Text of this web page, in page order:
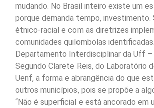
mudando. No Brasil inteiro existe um
porque demanda tempo,
étnico-racial e com as diretrizes
comunidades quilombolas
Departamento Interdisciplinar da Uff –
Segundo Clarete Reis, do Laboratório
Uenf, a forma e abrangência do que
outros municípios, pois se propõe a
“Não é superficial e está ancorado